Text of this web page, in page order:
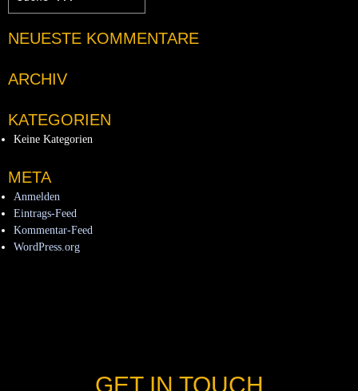
NEUESTE KOMMENTARE
ARCHIV
KATEGORIEN
Keine Kategorien
META
Anmelden
Eintrags-Feed
Kommentar-Feed
WordPress.org
GET IN TOUCH